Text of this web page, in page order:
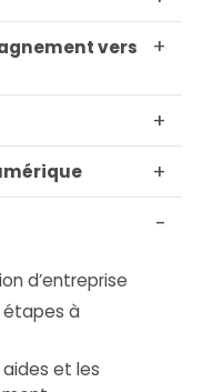
+
vers
+
+
-
d’entreprise
étapes à
aides et les